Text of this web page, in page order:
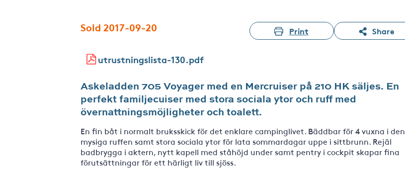
Sold 2017-09-20 Print Share
utrustningslista-130.pdf
Askeladden 705 Voyager med en Mercruiser på 210 HK säljes. En
perfekt familjecuiser med stora sociala ytor och ruff med
övernattningsmöjligheter och toalett.
En fin båt i normalt bruksskick för det enklare campinglivet. Bäddbar för 4 vuxna i den
mysiga ruffen samt stora sociala ytor för lata sommardagar uppe i sittbrunn. Rejäl
badbrygga i aktern, nytt kapell med ståhöjd under samt pentry i cockpit skapar fina
förutsättningar för ett härligt liv till sjöss.